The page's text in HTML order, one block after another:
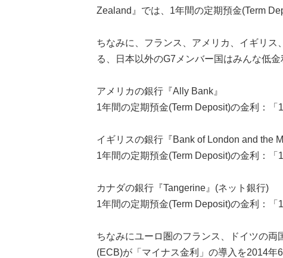
Zealand』では、1年間の定期預金(Term
ちなみに、フランス、アメリカ、イギリ
る、日本以外のG7メンバー国はみんな低
アメリカの銀行『Ally Bank』
1年間の定期預金(Term Deposit)の金利：「
イギリスの銀行『Bank of London and the
1年間の定期預金(Term Deposit)の金利：「
カナダの銀行『Tangerine』(ネット銀行)
1年間の定期預金(Term Deposit)の金利：「
ちなみにユーロ圏のフランス、ドイツの
(ECB)が「マイナス金利」の導入を2014